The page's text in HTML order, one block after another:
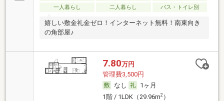
一人暮らし
二人暮らし バス・トイレ別
嬉しい敷金礼金ゼロ！インターネット無料！南東向き
の角部屋♪
7.80万円
管理費3,500円
なし
1ヶ月
1階 / 1LDK（29.96m2）